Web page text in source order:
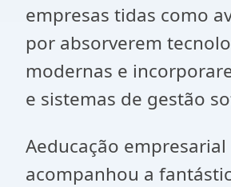
empresas tidas como
por absorverem
modernas e
e sistemas de gestão
Aeducação empresarial
acompanhou a